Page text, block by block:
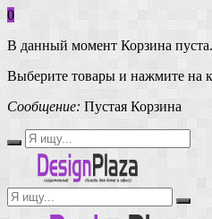
0
В данный момент Корзина пуста.
Выберите товары и нажмите на
Сообщение: Пустая Корзина